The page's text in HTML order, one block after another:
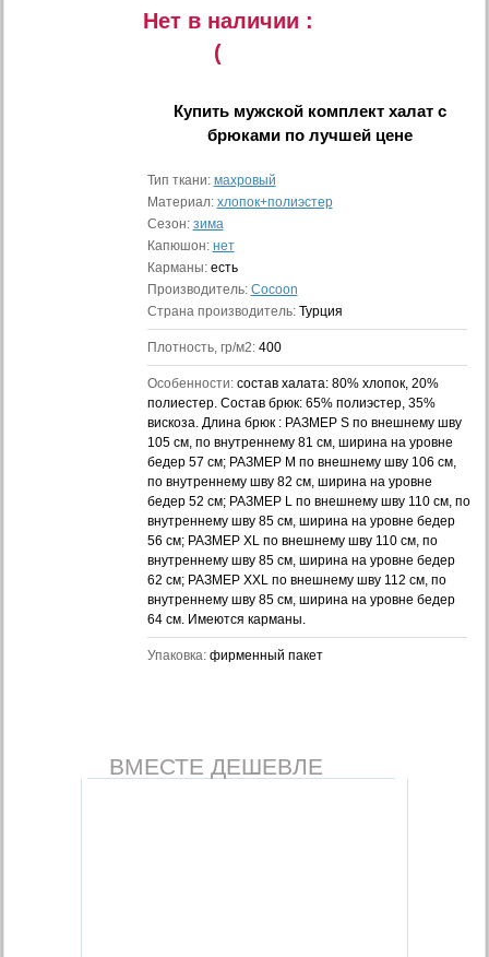
Нет в наличии :
(
Купить мужской комплект халат с
брюкамипо лучшей цене
Тип ткани: махровый
Материал: хлопок+полиэстер
Сезон: зима
Капюшон: нет
Карманы: есть
Производитель: Cocoon
Страна производитель: Турция
Плотность, гр/м2: 400
Особенности: состав халата: 80% хлопок, 20%
полиестер. Состав брюк: 65% полиэстер, 35%
вискоза. Длина брюк : РАЗМЕР S по внешнему шву
105 см, по внутреннему 81 см, ширина на уровне
бедер 57 см; РАЗМЕР М по внешнему шву 106 см,
по внутреннему шву 82 см, ширина на уровне
бедер 52 см; РАЗМЕР L по внешнему шву 110 см, по
внутреннему шву 85 см, ширина на уровне бедер
56 см; РАЗМЕР XL по внешнему шву 110 см, по
внутреннему шву 85 см, ширина на уровне бедер
62 см; РАЗМЕР XXL по внешнему шву 112 см, по
внутреннему шву 85 см, ширина на уровне бедер
64 см. Имеются карманы.
Упаковка: фирменный пакет
ВМЕСТЕ ДЕШЕВЛЕ